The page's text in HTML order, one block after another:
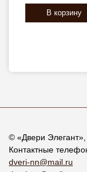
В корзину
© «Двери Элегант
Контактные
dveri-nn@mail.ru